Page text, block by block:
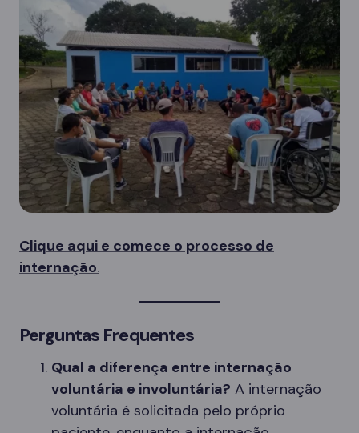
Clique aqui e comece o processo de
internação.
Perguntas Frequentes
Qual a diferença entre internação
voluntária e involuntária? A internação
voluntária é solicitada pelo próprio